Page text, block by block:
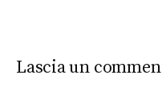
Lascia un